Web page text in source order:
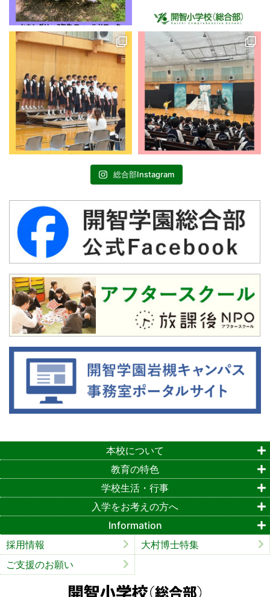
総合部Instagram
本校について
教育の特色
学校生活・行事
入学をお考えの方へ
Information
採用情報
大村博士特集
ご支援のお願い